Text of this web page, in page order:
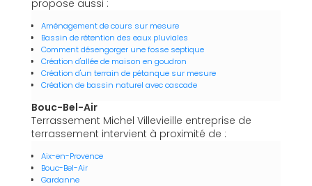
propose aussi :
Aménagement de cours sur mesure
Bassin de rétention des eaux pluviales
Comment désengorger une fosse septique
Création d'allée de maison en goudron
Création d'un terrain de pétanque sur mesure
Création de bassin naturel avec cascade
Bouc-Bel-Air
Terrassement Michel Villevieille entreprise de
terrassement intervient à proximité de :
Aix-en-Provence
Bouc-Bel-Air
Gardanne